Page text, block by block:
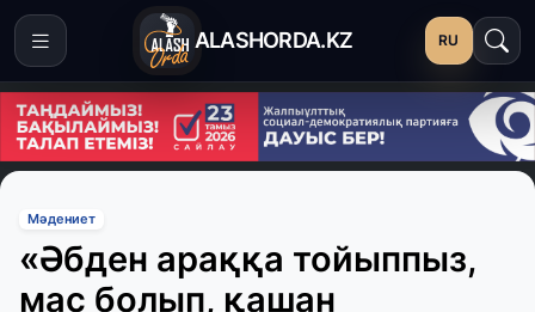
ALASHORDA.KZ RU
Мәдениет
«Әбден араққа тойыппыз,
мас болып, қашан